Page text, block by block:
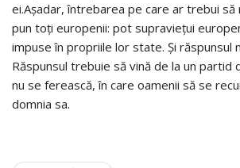
ei.Așadar, întrebarea pe care ar trebui să
pun toți europenii: pot supraviețui
impuse în propriile lor state. Și răspunsul
Răspunsul trebuie să vină de la un partid
nu se ferească, în care oamenii să se
domnia sa.